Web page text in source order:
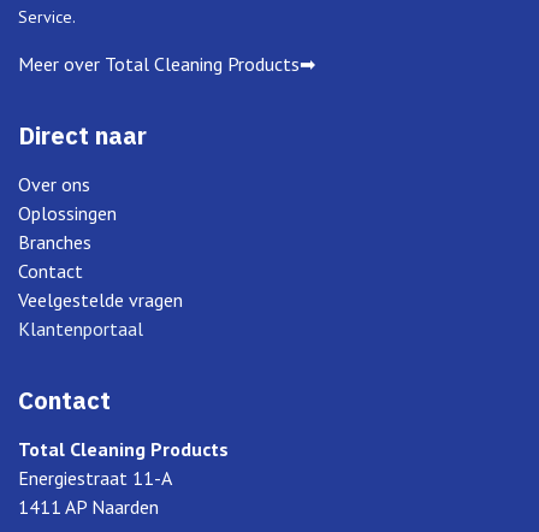
Service.
Meer over Total Cleaning Products➡
Direct naar
Over ons
Oplossingen
Branches
Contact
Veelgestelde vragen
Klantenportaal
Contact
Total Cleaning Products
Energiestraat 11-A
1411 AP Naarden